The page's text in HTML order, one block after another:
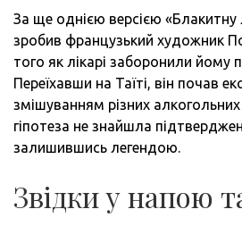
За ще однією версією «Блакитну
зробив французький художник
того як лікарі заборонили йому
Переїхавши на Таїті, він почав
змішуванням різних
гіпотеза не знайшла
залишившись легендою.
Звідки у напою